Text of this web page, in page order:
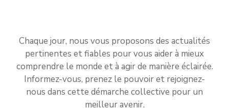
Chaque jour, nous vous proposons des actualités
pertinentes et fiables pour vous aider à mieux
comprendre le monde et à agir de manière éclairée.
Informez-vous, prenez le pouvoir et rejoignez-
nous dans cette démarche collective pour un
meilleur avenir.